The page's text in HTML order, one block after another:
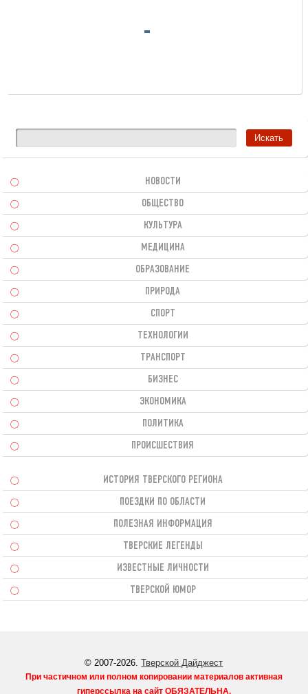
НОВОСТИ
ОБЩЕСТВО
КУЛЬТУРА
МЕДИЦИНА
ОБРАЗОВАНИЕ
ПРИРОДА
СПОРТ
ТЕХНОЛОГИИ
ТРАНСПОРТ
БИЗНЕС
ЭКОНОМИКА
ПОЛИТИКА
ПРОИСШЕСТВИЯ
ИСТОРИЯ ТВЕРСКОГО РЕГИОНА
ПОЕЗДКИ ПО ОБЛАСТИ
ПОЛЕЗНАЯ ИНФОРМАЦИЯ
ТВЕРСКИЕ ЛЕГЕНДЫ
ИЗВЕСТНЫЕ ЛИЧНОСТИ
ТВЕРСКОЙ ЮМОР
© 2007-2026.Тверской Дайджест
При частичном или полном копировании материалов активная
гиперссылка на сайт ОБЯЗАТЕЛЬНА.